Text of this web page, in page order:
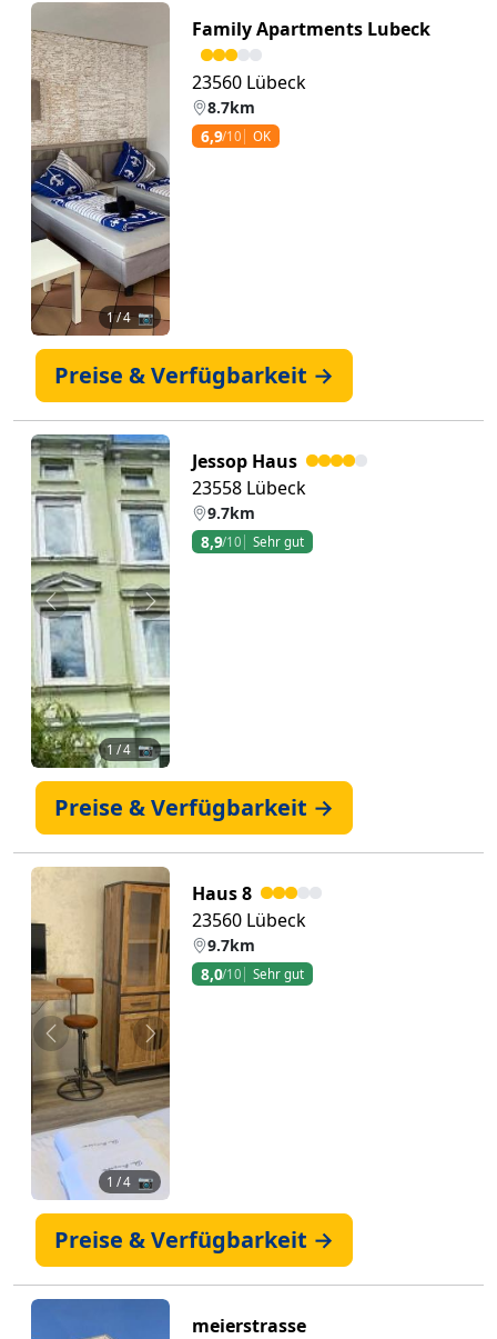
Zurück Weiter
1/ 4 📷
Family Apartments Lubeck
23560 Lübeck
8.7km
6,9/10 OK
Preise & Verfügbarkeit →
Zurück Weiter
1 / 4 📷
Jessop Haus
23558 Lübeck
9.7km
8,9/10 Sehr gut
Preise & Verfügbarkeit →
Zurück Weiter
1 / 4 📷
Haus 8
23560 Lübeck
9.7km
8,0/10 Sehr gut
Preise & Verfügbarkeit →
meierstrasse